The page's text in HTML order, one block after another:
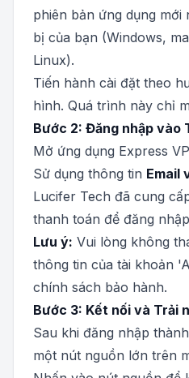
phiên bản ứng dụng
bị của bạn (Windows,
Linux).
Tiến hành cài đặt theo
hình. Quá trình này chỉ
Bước 2: Đăng nhập vào
Mở ứng dụng Express
Sử dụng thông tin Email
Lucifer Tech đã cung
thanh toán để đăng
Lưu ý: Vui lòng không
thông tin của tài khoản
chính sách bảo hành.
Bước 3: Kết nối và Trải
Sau khi đăng nhập
một nút nguồn lớn trên